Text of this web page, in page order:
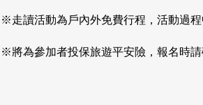
※走讀活動為戶內外免費行程，活動過
※將為參加者投保旅遊平安險，報名時